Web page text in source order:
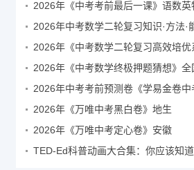
2026年《中考数学终极押题猜想》全
2026年《万唯中考黑白卷》地生
2026年《万唯中考定心卷》安徽